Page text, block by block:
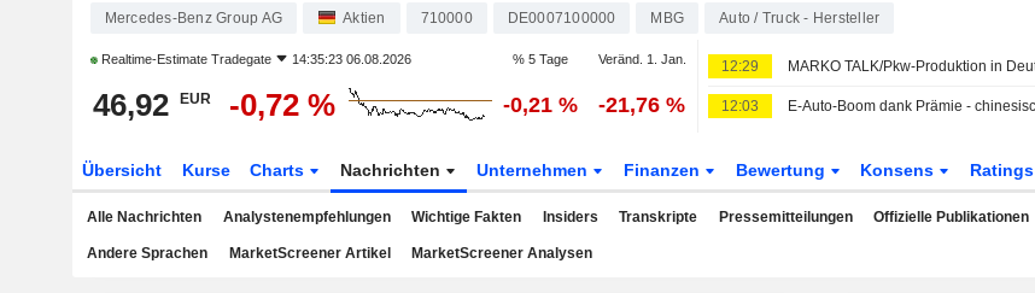
Mercedes-Benz Group AG Aktien 710000 DE0007100000 MBG Auto / Truck - Hersteller
Realtime-Estimate Tradegate 14:35:23 06.08.2026 % 5 Tage Veränd. 1. Jan.
46,92 EUR -0,72 % -0,21 % -21,76 %
12:29
12:03
Übersicht Kurse Charts Nachrichten Unternehmen Finanzen Bewertung Konsens Ratings
Alle Nachrichten Analystenempfehlungen Wichtige Fakten Insiders Transkripte Pressemitteilungen Offizielle Publikationen
Andere Sprachen MarketScreener Artikel MarketScreener Analysen